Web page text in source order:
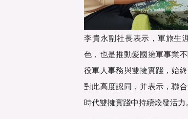
李貴永副社長表示，軍旅生
色，也是推動愛國擁軍事業
役軍人事務與雙擁實踐，始
對此高度認同，并表示，聯
時代雙擁實踐中持續煥發活力